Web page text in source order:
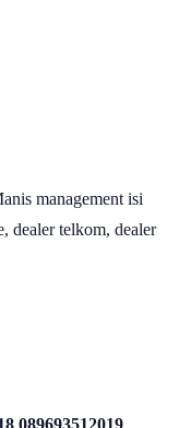
management isi
dealer telkom, dealer